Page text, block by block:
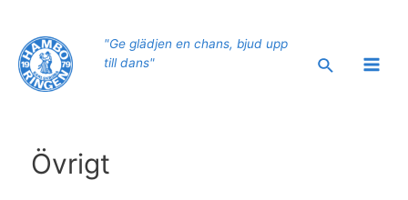
innehåll
"Ge glädjen en chans, bjud upp
till dans"
Sök
Main
Övrigt